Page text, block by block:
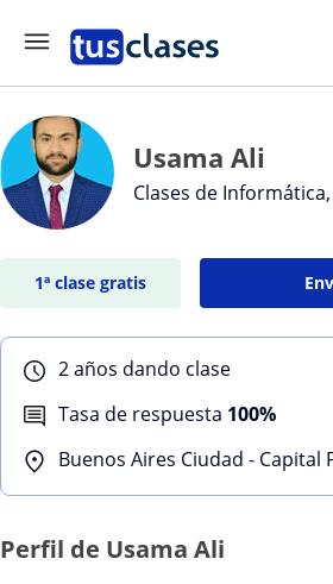
Usama Ali
Clases de
1ª clase gratis
2 años dando clase
Tasa de respuesta 100%
Buenos Aires Ciudad - Capital
Perfil de Usama Ali